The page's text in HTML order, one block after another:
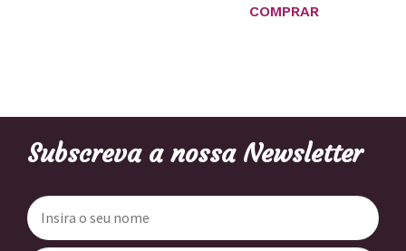
COMPRAR
Subscreva a nossa Newsletter